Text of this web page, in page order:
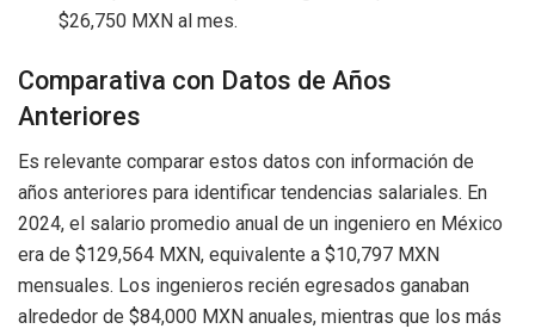
$26,750 MXN al mes.
Comparativa con Datos de Años
Anteriores
Es relevante comparar estos datos con información de
años anteriores para identificar tendencias salariales. En
2024, el salario promedio anual de un ingeniero en México
era de $129,564 MXN, equivalente a $10,797 MXN
mensuales. Los ingenieros recién egresados ganaban
alrededor de $84,000 MXN anuales, mientras que los más